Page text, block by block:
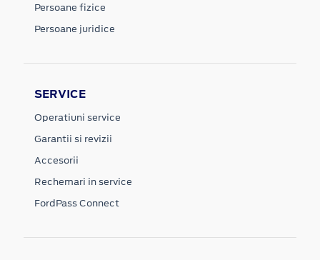
Persoane fizice
Persoane juridice
SERVICE
Operatiuni service
Garantii si revizii
Accesorii
Rechemari in service
FordPass Connect